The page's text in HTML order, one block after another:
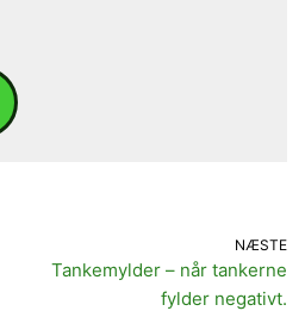
NÆSTE
Tankemylder – når tankerne
fylder negativt.